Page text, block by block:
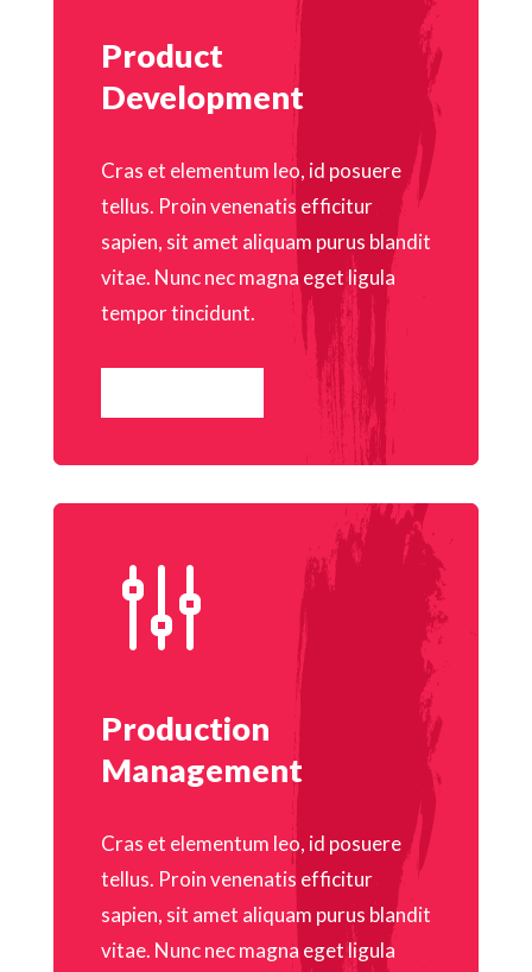
Product
Development
Cras et elementum leo, id posuere
tellus. Proin venenatis efficitur
sapien, sit amet aliquam purus blandit
vitae. Nunc nec magna eget ligula
tempor tincidunt.
g
Production
Management
Cras et elementum leo, id posuere
tellus. Proin venenatis efficitur
sapien, sit amet aliquam purus blandit
vitae. Nunc nec magna eget ligula